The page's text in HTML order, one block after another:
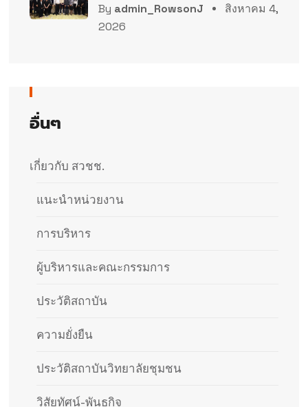
By admin_RowsonJ
สิงหาคม 4,
2026
อื่นๆ
เกี่ยวกับ สวชช.
แนะนำหน่วยงาน
การบริหาร
ผู้บริหารและคณะกรรมการ
ประวัติสถาบัน​
ความยั่งยืน
ประวัติสถาบันวิทยาลัยชุมชน
วิสัยทัศน์-พันธกิจ